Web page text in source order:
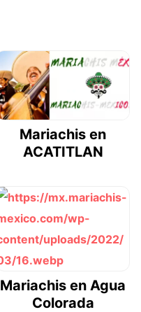
Mariachis en
ACATITLAN
Mariachis en Agua
Colorada